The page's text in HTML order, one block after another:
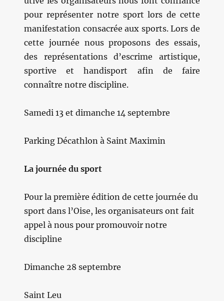
pour représenter notre sport lors de cette
manifestation consacrée aux sports. Lors de
cette journée nous proposons des essais,
des représentations d’escrime artistique,
sportive et handisport afin de faire
connaître notre discipline.
Samedi 13 et dimanche 14 septembre
Parking Décathlon à Saint Maximin
La journée du sport
Pour la première édition de cette journée du
sport dans l’Oise, les organisateurs ont fait
appel à nous pour promouvoir notre
discipline
Dimanche 28 septembre
Saint Leu